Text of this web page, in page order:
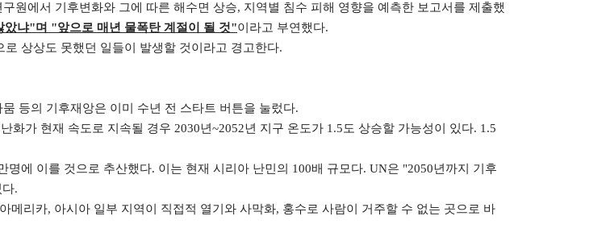
원에서 기후변화와 그에 따른 해수면 상승, 지역별 침수 피해 영향을 예측한 보고서를 제출했
았냐"며 "앞으로 매년 물폭탄 계절이 될 것"이라고 부연했다.
상상도 못했던 일들이 발생할 것이라고 경고한다.
등의 기후재앙은 이미 수년 전 스타트 버튼을 눌렀다.
화가 현재 속도로 지속될 경우 2030년~2052년 지구 온도가 1.5도 상승할 가능성이 있다. 1.5
에 이를 것으로 추산했다. 이는 현재 시리아 난민의 100배 규모다. UN은 "2050년까지 기후
.
메리카, 아시아 일부 지역이 직접적 열기와 사막화, 홍수로 사람이 거주할 수 없는 곳으로 바